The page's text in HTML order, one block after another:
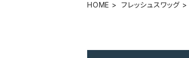
HOME フレッシュスワッグ